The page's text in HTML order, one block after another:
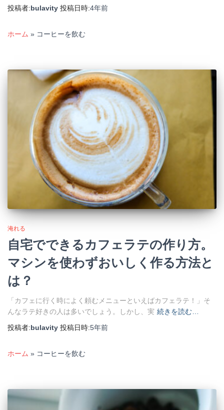
投稿者:bulavity 投稿日時:4年前
ホーム » コーヒーを飲む
淹れる
自宅でできるカフェラテの作り方。
マシンを使わずおいしく作る方法と
は？
「カフェに行く時によく頼むメニューといえばカフェラテ！」そ
んなラテ好きの人は多いでしょう。しかし、実 続きを読む…
投稿者:bulavity 投稿日時:5年前
ホーム » コーヒーを飲む